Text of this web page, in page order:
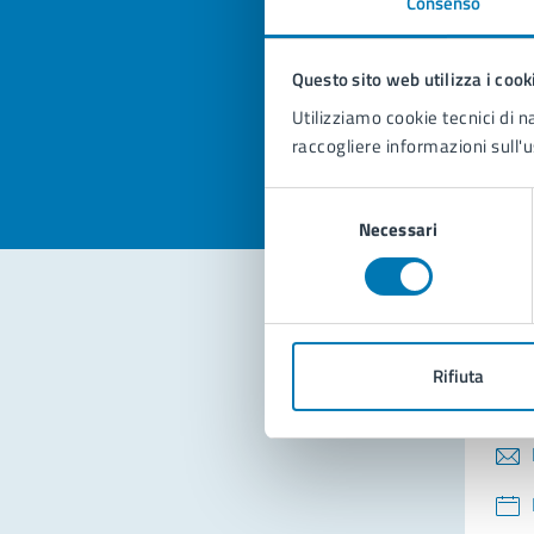
Questo sito web utilizza i
Utilizziamo cookie tecnici di
raccogliere informazioni
consenso
Necessari
Rifiuta